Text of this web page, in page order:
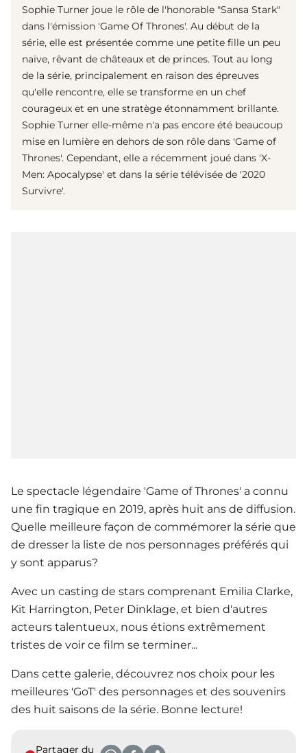
Sophie Turner joue le rôle de l'honorable "Sansa Stark"
dans l'émission 'Game Of Thrones'. Au début de la
série, elle est présentée comme une petite fille un peu
naïve, rêvant de châteaux et de princes. Tout au long
de la série, principalement en raison des épreuves
qu'elle rencontre, elle se transforme en un chef
courageux et en une stratège étonnamment brillante.
Sophie Turner elle-même n'a pas encore été beaucoup
mise en lumière en dehors de son rôle dans 'Game of
Thrones'. Cependant, elle a récemment joué dans 'X-
Men: Apocalypse' et dans la série télévisée de '2020
Survivre'.
Le spectacle légendaire 'Game of Thrones' a connu
une fin tragique en 2019, après huit ans de diffusion.
Quelle meilleure façon de commémorer la série que
de dresser la liste de nos personnages préférés qui
y sont apparus?
Avec un casting de stars comprenant Emilia Clarke,
Kit Harrington, Peter Dinklage, et bien d'autres
acteurs talentueux, nous étions extrêmement
tristes de voir ce film se terminer...
Dans cette galerie, découvrez nos choix pour les
meilleures 'GoT' des personnages et des souvenirs
des huit saisons de la série. Bonne lecture!
Partager du